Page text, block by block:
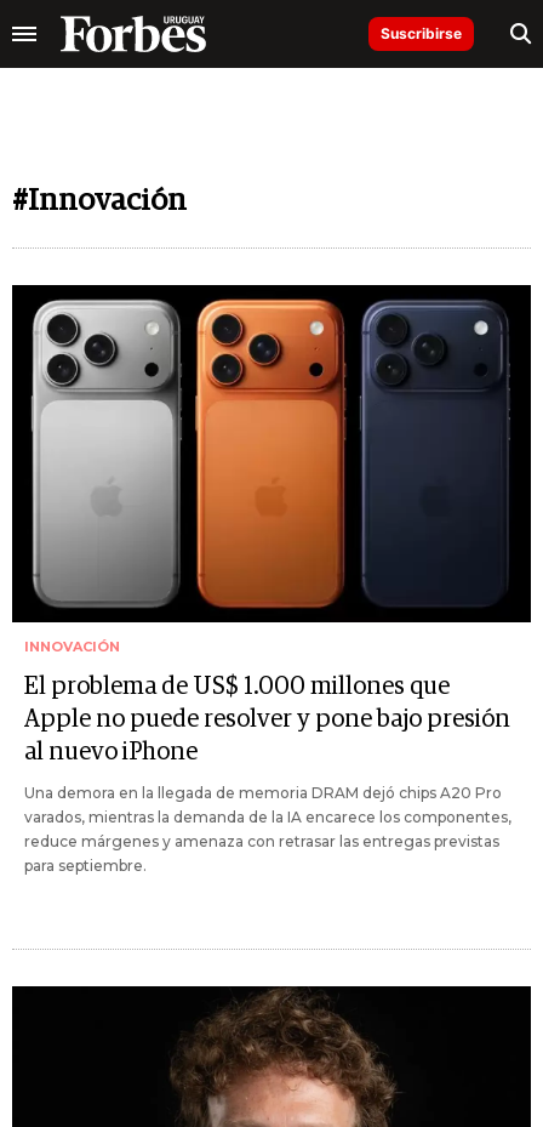
Suscribirse
#Innovación
INNOVACIÓN
El problema de US$ 1.000 millones que
Apple no puede resolver y pone bajo presión
al nuevo iPhone
Una demora en la llegada de memoria DRAM dejó chips A20 Pro
varados, mientras la demanda de la IA encarece los componentes,
reduce márgenes y amenaza con retrasar las entregas previstas
para septiembre.